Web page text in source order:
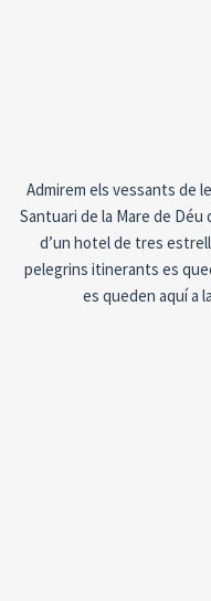
Admirem els vessants de
Santuari de la Mare de
d’un hotel de tres
pelegrins itinerants es
es queden aquí a